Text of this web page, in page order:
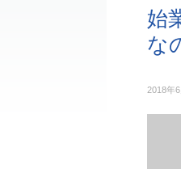
始
な
2018年